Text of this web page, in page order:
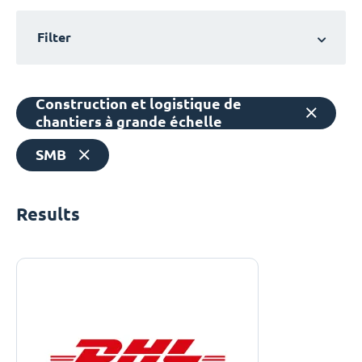
Filter
Construction et logistique de
chantiers à grande échelle
SMB
Results